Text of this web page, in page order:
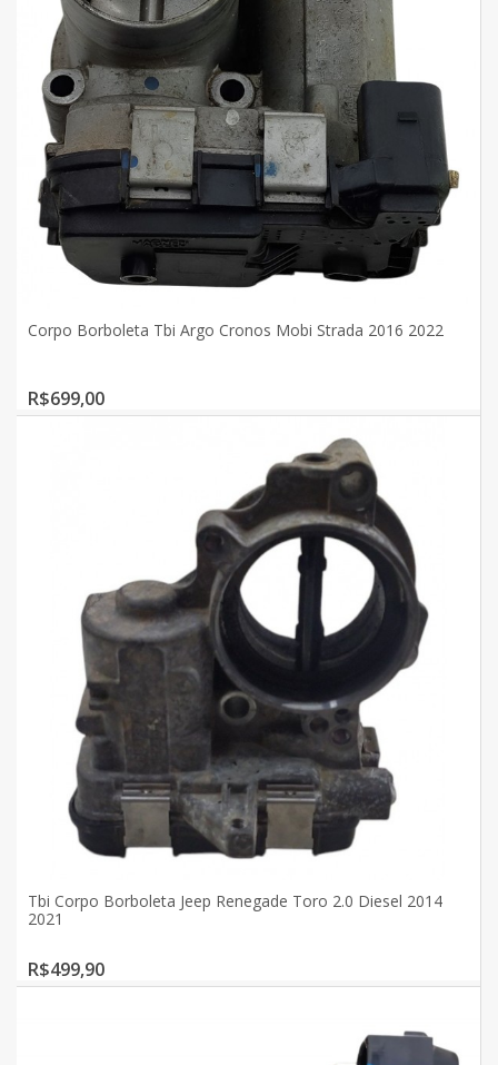
Corpo Borboleta Tbi Argo Cronos Mobi Strada 2016 2022
R$699,00
Tbi Corpo Borboleta Jeep Renegade Toro 2.0 Diesel 2014
2021
R$499,90